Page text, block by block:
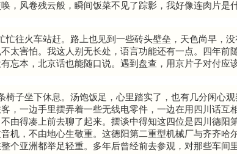
，风卷残云般，瞬间饭菜不见了踪影，我好像连肉片是
忙往火车站赶。路上也见到一些砖头壁垒，天色尚早，
太害怕。我这人别无长处，语言功能还有一点。四年前
忘本，北京话也能随口说。遇到盘查，用京片子对付应
椅子坐下休息。汤饱饭足，心里踏实了，也有几分闲心
，一边手里摆弄着一些无线电零件，一边在用四川话互
由得凑上前去聊了起来。摆谈中得知这四位是四川德阳
机，不由地心生敬重。这德阳第二重型机械厂与齐齐哈
个亚洲都举足轻重。多年后曾经前去参观，对那些车间